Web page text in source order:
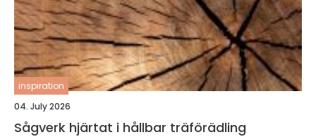
inspiration
04. July 2026
Sågverk hjärtat i hållbar träförädling